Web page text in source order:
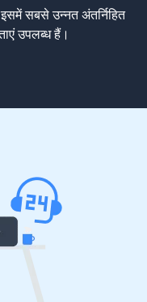
सबसे उन्नत अंतर्निहित
उपलब्ध हैं।